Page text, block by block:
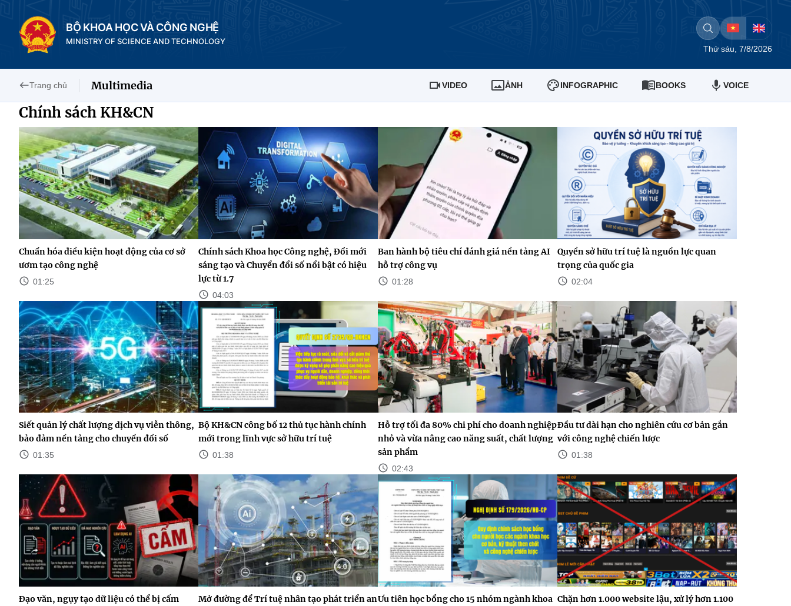
BỘ KHOA HỌC VÀ CÔNG NGHỆ
MINISTRY OF SCIENCE AND TECHNOLOGY
Thứ sáu, 7/8/2026
Trang chủ Multimedia VIDEO ẢNH INFOGRAPHIC BOOKS VOICE
Chính sách KH&CN
Chuẩn hóa điều kiện hoạt động của cơ sở
ươm tạo công nghệ
01:25
Chính sách Khoa học Công nghệ, Đổi mới
sáng tạo và Chuyển đổi số nổi bật có hiệu
lực từ 1.7
04:03
Ban hành bộ tiêu chí đánh giá nền tảng AI
hỗ trợ công vụ
01:28
Quyền sở hữu trí tuệ là nguồn lực quan
trọng của quốc gia
02:04
Siết quản lý chất lượng dịch vụ viễn thông,
bảo đảm nền tảng cho chuyển đổi số
01:35
Bộ KH&CN công bố 12 thủ tục hành chính
mới trong lĩnh vực sở hữu trí tuệ
01:38
Hỗ trợ tối đa 80% chi phí cho doanh nghiệp
nhỏ và vừa nâng cao năng suất, chất lượng
sản phẩm
02:43
Đầu tư dài hạn cho nghiên cứu cơ bản gắn
với công nghệ chiến lược
01:38
Đạo văn, ngụy tạo dữ liệu có thể bị cấm
Mở đường để Trí tuệ nhân tạo phát triển anƯu tiên học bổng cho 15 nhóm ngành khoa Chặn hơn 1.000 website lậu, xử lý hơn 1.100